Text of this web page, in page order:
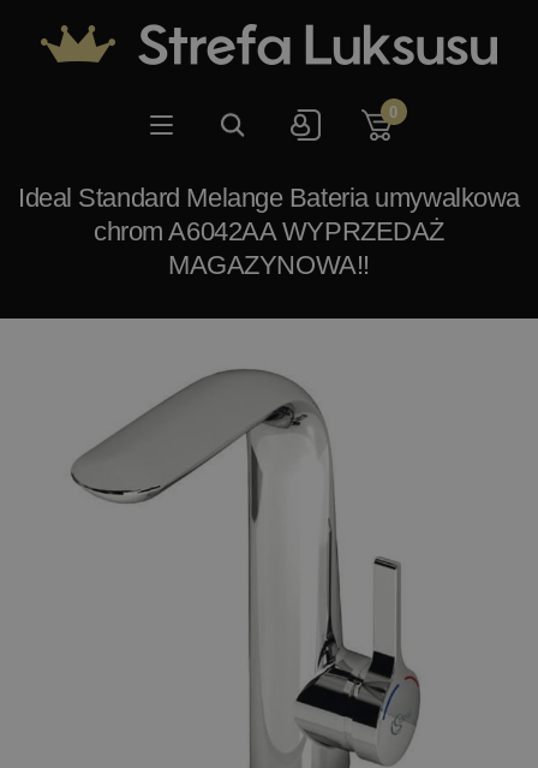
0
Ideal Standard Melange Bateria umywalkowa
chrom A6042AA WYPRZEDAŻ
MAGAZYNOWA!!